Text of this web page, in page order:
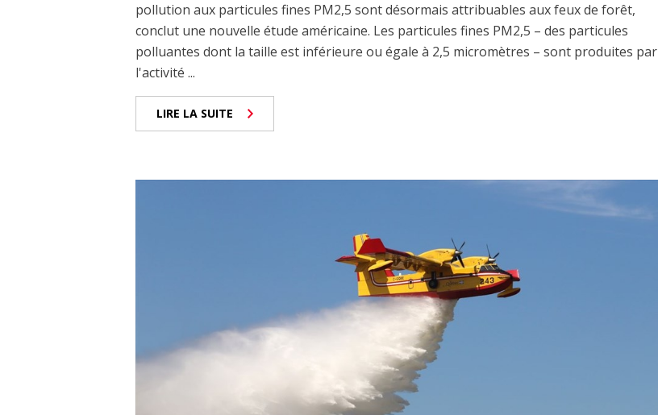
pollution aux particules fines PM2,5 sont désormais attribuables aux feux de forêt,
conclut une nouvelle étude américaine. Les particules fines PM2,5 – des particules
polluantes dont la taille est inférieure ou égale à 2,5 micromètres – sont produites par
l'activité ...
LIRE LA SUITE